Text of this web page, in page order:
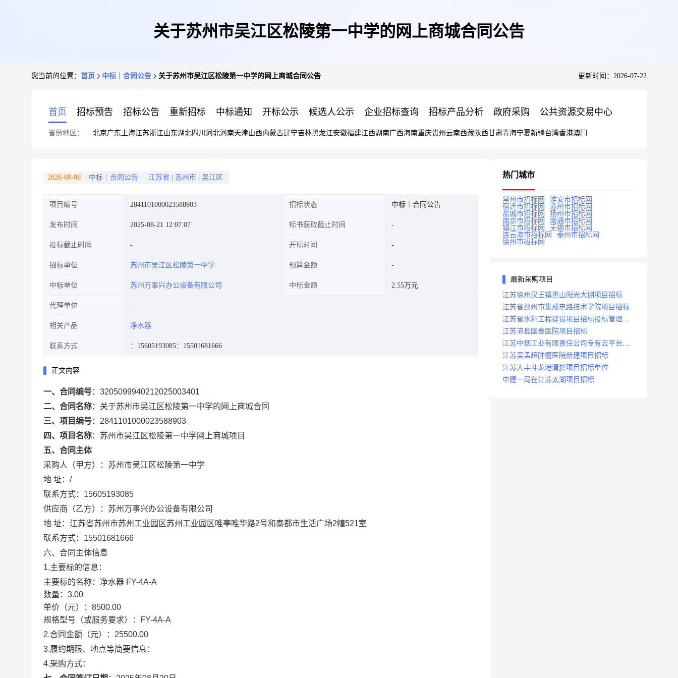
关于苏州市吴江区松陵第一中学的网上商城合同公告
您当前的位置： 首页 中标｜合同公告 关于苏州市吴江区松陵第一中学的网上商城合同公告 更新时间：2026-07-22
首页 招标预告 招标公告 重新招标 中标通知 开标公示 候选人公示 企业招标查询 招标产品分析 政府采购 公共资源交易中心
省份地区： 北京广东 上海江苏浙江山东湖北四川 河北河南天津山西内蒙古辽宁吉林黑龙江安徽福建江西湖南广西海南重庆贵州 云南西藏陕西甘肃青海宁夏新疆台湾香港澳门
2026-08-06 中标｜合同公告 江苏省 苏州市 吴江区
项目编号 2841101000023588903 招标状态 中标｜合同公告
发布时间 2025-08-21 12:07:07 标书获取截止时间
投标截止时间 开标时间
招标单位 苏州市吴江区松陵第一中学 预算金额
中标单位 苏州万事兴办公设备有限公司 中标金额 2.55万元
代理单位
相关产品 净水器
联系方式 ：15605193085：15501681666
正文内容
一、合同编号： 3205099940212025003401
二、合同名称： 关于苏州市吴江区松陵第一中学的网上商城合同
三、项目编号： 2841101000023588903
四、项目名称： 苏州市吴江区松陵第一中学网上商城项目
五、合同主体
采购人（甲方）： 苏州市吴江区松陵第一中学
地 址： /
联系方式： 15605193085
供应商（乙方）： 苏州万事兴办公设备有限公司
地 址： 江苏省苏州市苏州工业园区苏州工业园区唯亭唯华路2号和泰都市生活广场2幢521室
联系方式： 15501681666
六、合同主体信息
1.主要标的信息：
主要标的名称： 净水器 FY-4A-A
数量： 3.00
单价（元）： 8500.00
规格型号（或服务要求）：
FY-4A-A
2.合同金额（元）： 25500.00
3.履约期限、地点等简要信息：
4.采购方式：
热门城市
常州市招标网
淮安市招标网
宿迁市招标网
苏州市招标网
盐城市招标网
扬州市招标网
南京市招标网
南通市招标网
镇江市招标网
无锡市招标网
连云港市招标网
泰州市招标网
徐州市招标网
最新采购项目
江苏徐州汉王镇黑山阳光大棚项目招标
江苏省邳州市集成电路技术学院项目招标
江苏省水利工程建设项目招标投标管理办
法
江苏沛县国泰医院项目招标
江苏中烟工业有限责任公司专有云平台扩
容项目招标
江苏吴孟超肿瘤医院新建项目招标
江苏大丰斗龙港清於项目招标单位
中建一局在江苏太湖项目招标